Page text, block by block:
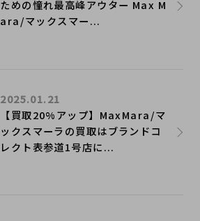
ための憧れ最高峰アウター Max M
ara/マックスマー...
【買取20%アップ】MaxMara/マ
ックスマーラの買取はブランドコ
レクト表参道1号店に...
2025.01.21